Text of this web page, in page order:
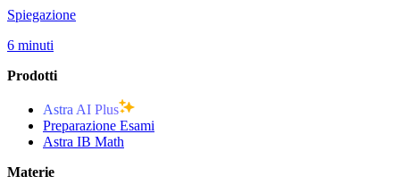
Spiegazione
6 minuti
Prodotti
Astra AI Plus
Preparazione Esami
Astra IB Math
Materie